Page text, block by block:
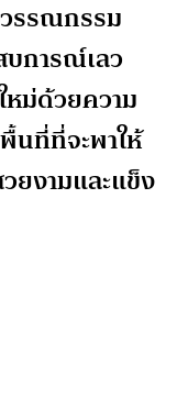
รรณกรรม
บการณ์เลว
หม่ด้วยความ
นที่ที่จะพาให้
ยงามและแข็ง